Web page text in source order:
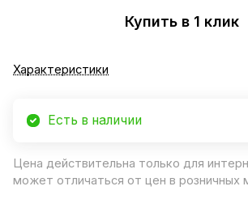
Купить в 1 клик
Характеристики
Есть в наличии
Цена действительна только для
может отличаться от цен в розничных